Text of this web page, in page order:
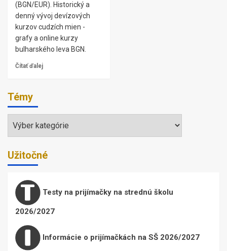
(BGN/EUR). Historický a
denný vývoj devízových
kurzov cudzích mien -
grafy a online kurzy
bulharského leva BGN.
Čítať ďalej
Témy
Témy
Užitočné
Testy na prijímačky na strednú školu
2026/2027
Informácie o prijímačkách na SŠ 2026/2027